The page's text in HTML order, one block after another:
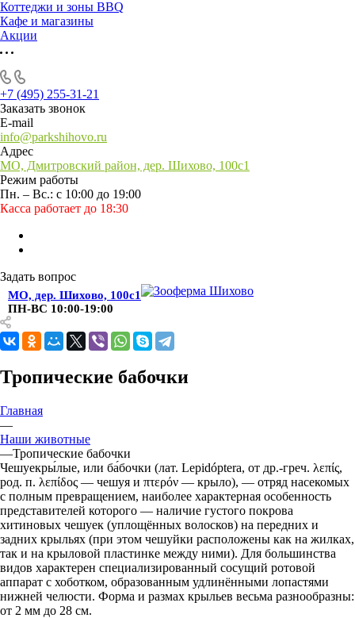
Коттеджи и зоны BBQ
Кафе и магазины
Акции
+7 (495) 255-31-21
Заказать звонок
E-mail
info@parkshihovo.ru
Адрес
МО, Дмитровский район, дер. Шихово, 100с1
Режим работы
Пн. – Вс.: с 10:00 до 19:00
Касса работает до 18:30
Задать вопрос
МО, дер. Шихово, 100с1
ПН-ВС 10:00-19:00
Тропические бабочки
Главная
—
Наши животные
—Тропические бабочки
Чешуекры́лые, или ба́бочки (лат. Lepidóptera, от др.-греч. λεπίς,
род. п. λεπίδος — чешуя и πτερόν — крыло), — отряд насекомых
с полным превращением, наиболее характерная особенность
представителей которого — наличие густого покрова
хитиновых чешуек (уплощённых волосков) на передних и
задних крыльях (при этом чешуйки расположены как на жилках,
так и на крыловой пластинке между ними). Для большинства
видов характерен специализированный сосущий ротовой
аппарат с хоботком, образованным удлинёнными лопастями
нижней челюсти. Форма и размах крыльев весьма разнообразны:
от 2 мм до 28 см.